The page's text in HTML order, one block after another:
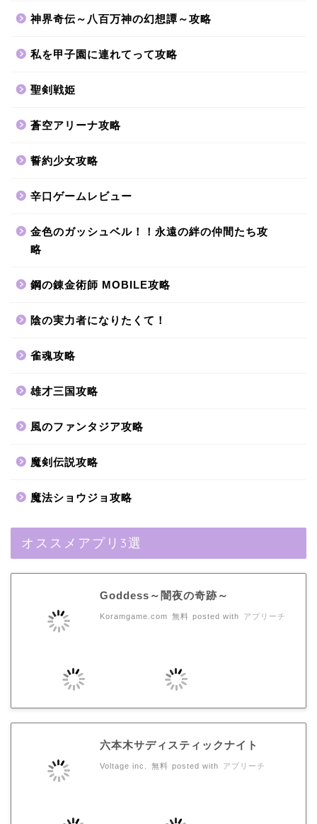
神界奇伝～八百万神の幻想譚～攻略
私を甲子園に連れてって攻略
聖剣戦姫
蒼空アリーナ攻略
誓約少女攻略
辛口ゲームレビュー
金色のガッシュベル！！永遠の絆の仲間たち攻
略
鋼の錬金術師 MOBILE攻略
陰の実力者になりたくて！
雀魂攻略
雄才三国攻略
風のファンタジア攻略
魔剣伝説攻略
魔法ショウジョ攻略
オススメアプリ3選
Goddess～闇夜の奇跡～
Koramgame.com 無料 posted with アプリーチ
六本木サディスティックナイト
Voltage inc. 無料 posted with アプリーチ